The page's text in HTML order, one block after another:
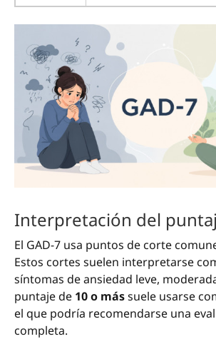
Interpretación del
El GAD-7 usa puntos de corte
Estos cortes suelen interpretarse
síntomas de ansiedad leve,
puntaje de 10 o mássuele usarse
el que podría recomendarse una
completa.